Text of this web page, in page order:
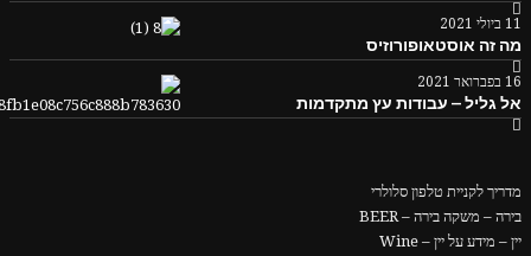
11 ביולי 2021
מה זה אוסטאופורוזיס
16 בפברואר 2021
אל גליל – עבודות עץ מתקדמות
מדריך לקניית טלפון סלולרי
בירה – משקה בירה – BEER
יין – מידע על יין – Wine